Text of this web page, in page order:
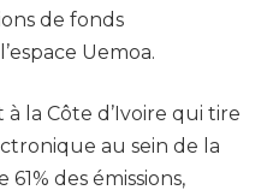
de fonds
Uemoa.
la Côte d’Ivoire qui tire
au sein de la
des émissions,